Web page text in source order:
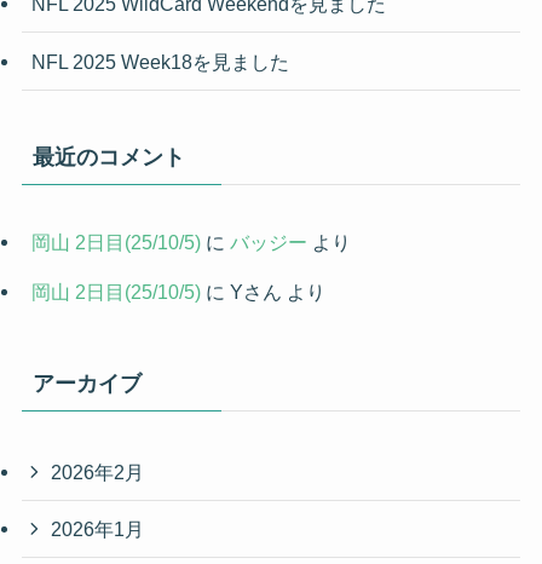
NFL 2025 Week18を見ました
最近のコメント
岡山 2日目(25/10/5)に バッジー より
岡山 2日目(25/10/5)に Yさん より
アーカイブ
2026年2月
2026年1月